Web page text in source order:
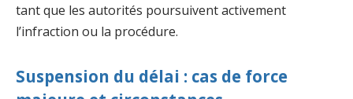
tant que les autorités poursuivent activement
l’infraction ou la procédure.
Suspension du délai : cas de force